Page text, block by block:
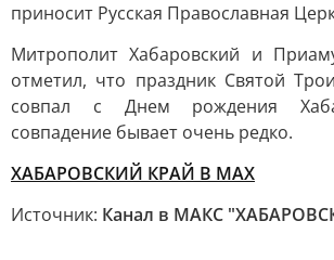
приносит Русская Православная
Митрополит Хабаровский и
отметил, что праздник Святой
совпал с Днем рождения
совпадение бывает очень редко.
ХАБАРОВСКИЙ КРАЙ В МАХ
Источник: Канал в МАКС